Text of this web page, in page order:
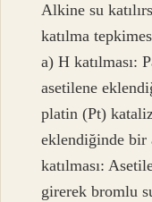
Alkine su
katılma
a) H katılması:
asetilene
platin (Pt)
eklendiğinde
katılması:
girerek bromlu